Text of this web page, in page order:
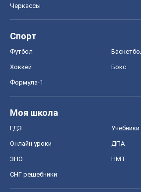
Черкассы
Спорт
Футбол
Хоккей Бокс
Формула-1
Моя школа
ГДЗ Учебники
Онлайн уроки ДПА
ЗНО НМТ
СНГ решебники